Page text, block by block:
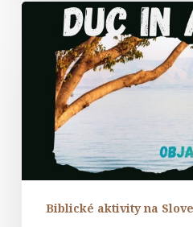
Duchovná
obnova
mladých
Biblické aktivity na